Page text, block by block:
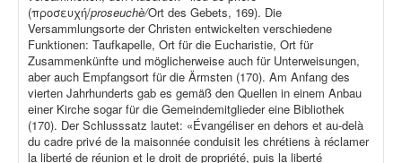
(προσευχή/proseuchè/Ort des Gebets, 169). Die
Versammlungsorte der Christen entwickelten verschiedene
Funktionen: Taufkapelle, Ort für die Eucharistie, Ort für
Zusammenkünfte und möglicherweise auch für Unterweisungen,
aber auch Empfangsort für die Ärmsten (170). Am Anfang des
vierten Jahrhunderts gab es gemäß den Quellen in einem Anbau
einer Kirche sogar für die Gemeindemitglieder eine Bibliothek
(170). Der Schlusssatz lautet: «Évangéliser en dehors et au-delà
du cadre privé de la maisonnée conduisit les chrétiens à réclamer
la liberté de réunion et le droit de propriété, puis la liberté